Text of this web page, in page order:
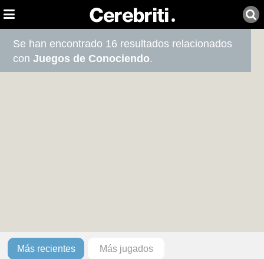
Se han encontrado 16 resultados relacionados
conJuegos de Conociendo.
Más recientes Más jugados